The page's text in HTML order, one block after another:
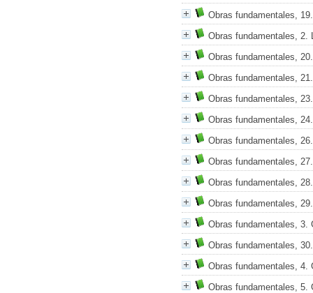
Obras fundamentales,
Obras fundamentales, 2.
Obras fundamentales,
Obras fundamentales,
Obras fundamentales,
Obras fundamentales,
Obras fundamentales,
Obras fundamentales,
Obras fundamentales,
Obras fundamentales,
Obras fundamentales, 3.
Obras fundamentales,
Obras fundamentales, 4.
Obras fundamentales, 5.